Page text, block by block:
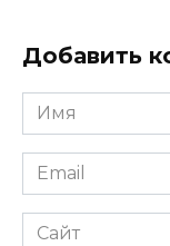
Добавить
Имя
*
Email
*
Сайт